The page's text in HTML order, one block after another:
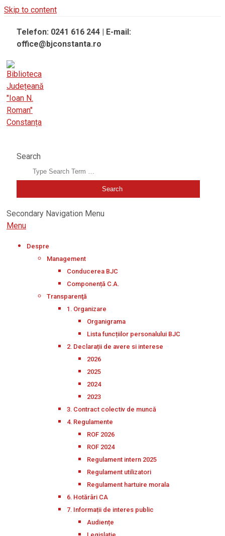
Skip to content
Telefon: 0241 616 244 | E-mail:
office@bjconstanta.ro
Search
Secondary Navigation Menu
Menu
Despre
Management
Conducerea BJC
Componență C.A.
Transparenţă
1. Organizare
Organigrama
Lista funcțiilor personalului BJC
2. Declarații de avere si interese
2026
2025
2024
2023
3. Contract colectiv de muncă
4. Regulamente
ROF 2026
ROF 2024
Regulament intern 2025
Regulament utilizatori
Regulament hartuire morala
6. Hotărâri CA
7. Informații de interes public
Audiențe